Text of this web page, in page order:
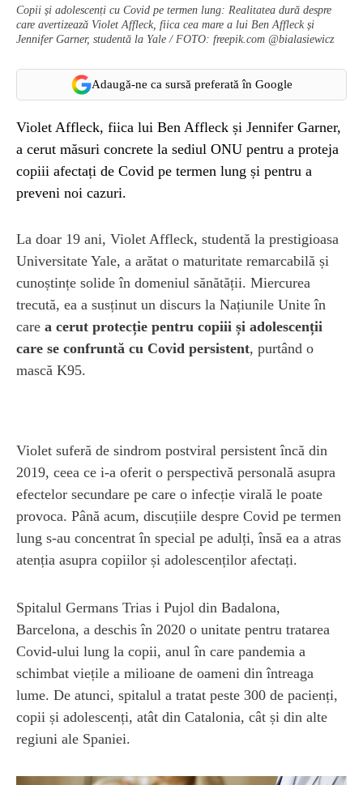
Copii și adolescenți cu Covid pe termen lung: Realitatea dură despre
care avertizează Violet Affleck, fiica cea mare a lui Ben Affleck și
Jennifer Garner, studentă la Yale / FOTO: freepik.com @bialasiewicz
Adaugă-ne ca sursă preferată în Google
Violet Affleck, fiica lui Ben Affleck și Jennifer Garner,
a cerut măsuri concrete la sediul ONU pentru a proteja
copiii afectați de Covid pe termen lung și pentru a
preveni noi cazuri.
La doar 19 ani, Violet Affleck, studentă la prestigioasa
Universitate Yale, a arătat o maturitate remarcabilă și
cunoștințe solide în domeniul sănătății. Miercurea
trecută, ea a susținut un discurs la Națiunile Unite în
care a cerut protecție pentru copiii și adolescenții
care se confruntă cu Covid persistent, purtând o
mască K95.
Violet suferă de sindrom postviral persistent încă din
2019, ceea ce i-a oferit o perspectivă personală asupra
efectelor secundare pe care o infecție virală le poate
provoca. Până acum, discuțiile despre Covid pe termen
lung s-au concentrat în special pe adulți, însă ea a atras
atenția asupra copiilor și adolescenților afectați.
Spitalul Germans Trias i Pujol din Badalona,
Barcelona, a deschis în 2020 o unitate pentru tratarea
Covid-ului lung la copii, anul în care pandemia a
schimbat viețile a milioane de oameni din întreaga
lume. De atunci, spitalul a tratat peste 300 de pacienți,
copii și adolescenți, atât din Catalonia, cât și din alte
regiuni ale Spaniei.